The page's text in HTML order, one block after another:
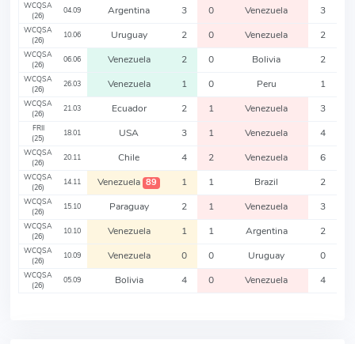
WCQSA
(26)
04.09 Argentina 3 0 Venezuela 3
WCQSA
(26)
10.06 Uruguay 2 0 Venezuela 2
WCQSA
(26)
06.06 Venezuela 2 0 Bolivia 2
WCQSA
(26)
26.03 Venezuela 1 0 Peru 1
WCQSA
(26)
21.03 Ecuador 2 1 Venezuela 3
FRII
(25)
18.01 USA 3 1 Venezuela 4
WCQSA
(26)
20.11 Chile 4 2 Venezuela 6
WCQSA
(26)
14.11 Venezuela 89 1 1 Brazil 2
WCQSA
(26)
15.10 Paraguay 2 1 Venezuela 3
WCQSA
(26)
10.10 Venezuela 1 1 Argentina 2
WCQSA
(26)
10.09 Venezuela 0 0 Uruguay 0
WCQSA
(26)
05.09 Bolivia 4 0 Venezuela 4